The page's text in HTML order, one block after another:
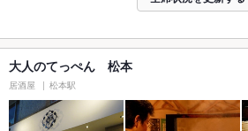
大人のてっぺん 松本
居酒屋 松本駅